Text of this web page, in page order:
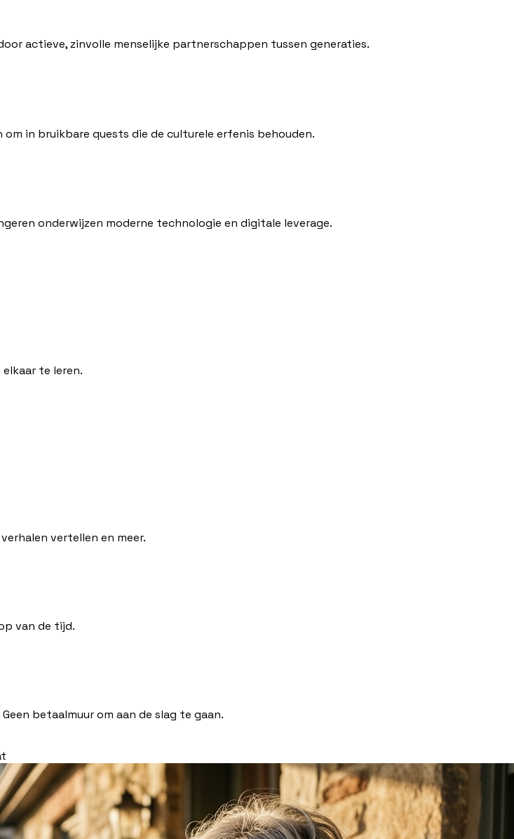
actieve, zinvolle menselijke partnerschappen tussen generaties.
in bruikbare quests die de culturele erfenis behouden.
onderwijzen moderne technologie en digitale leverage.
te leren.
vertellen en meer.
van de tijd.
betaalmuur om aan de slag te gaan.